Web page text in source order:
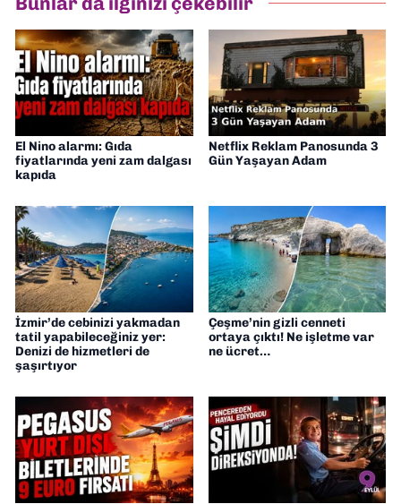
Müdürü” olarak görev almaktayım. Hak
odaklı haberciliğe dair çalışmalar
yapıyorum
El Nino alarmı: Gıda
fiyatlarında yeni zam dalgası
kapıda
Netflix Reklam Panosunda 3
Gün Yaşayan Adam
İzmir’de cebinizi yakmadan
tatil yapabileceğiniz yer:
Denizi de hizmetleri de
şaşırtıyor
Çeşme’nin gizli cenneti
ortaya çıktı! Ne işletme var
ne ücret…